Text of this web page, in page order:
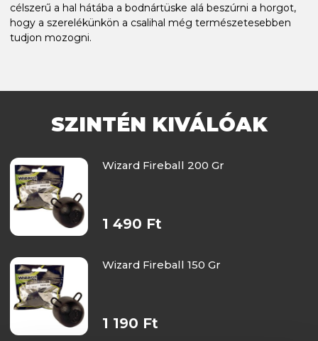
célszerű a hal hátába a bodnártüske alá beszúrni a horgot,
hogy a szerelékünkön a csalihal még természetesebben
tudjon mozogni.
SZINTÉN KIVÁLÓAK
Wizard Fireball 200 Gr
1 490 Ft
Wizard Fireball 150 Gr
1 190 Ft